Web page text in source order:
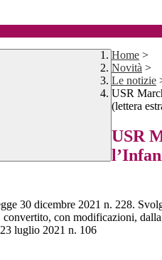
Home >
Novità >
Le notizie
USR
(lettera
USR
30 dicembre 2021 n. 228.
con modificazioni,
luglio 2021 n. 106